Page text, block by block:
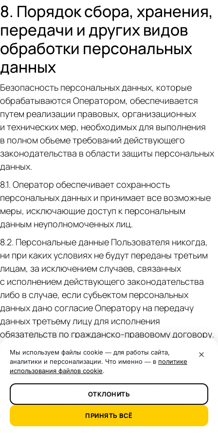
8. Порядок сбора, хранения,
передачи и других видов
обработки персональных
данных
Безопасность персональных данных, которые
обрабатываются Оператором, обеспечивается
путем реализации правовых, организационных
и технических мер, необходимых для выполнения
в полном объеме требований действующего
законодательства в области защиты персональных
данных.
8.1. Оператор обеспечивает сохранность
персональных данных и принимает все возможные
меры, исключающие доступ к персональным
данным неуполномоченных лиц.
8.2. Персональные данные Пользователя никогда,
ни при каких условиях не будут переданы третьим
лицам, за исключением случаев, связанных
с исполнением действующего законодательства
либо в случае, если субъектом персональных
данных дано согласие Оператору на передачу
данных третьему лицу для исполнения
обязательств по гражданско-правовому договору.
8.3. В случае выявления неточностей
в персональных данных, Пользователь может
актуализировать их самостоятельно, путем
направления Оператору уведомление на адрес
электронной почты Оператора hello@these-
guys.ru с пометкой «Актуализация персональных
Мы используем файлы cookie — для работы сайта,
аналитики и персонализации. Что именно — в политике
использования файлов cookie.
ОТКЛОНИТЬ
ПРИНЯТЬ ВСЁ